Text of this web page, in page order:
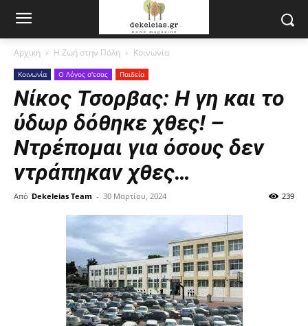
Αρχική Η Ζωή στην Πόλη Κοινωνία
Κοινωνία Ο Λόγος σ'εσας Παιδεία
Νίκος Τσορβας: Η γη και το
ύδωρ δόθηκε χθες! –
Ντρέπομαι για όσους δεν
ντράπηκαν χθες…
Από Dekeleias Team - 30 Μαρτίου, 2024 239